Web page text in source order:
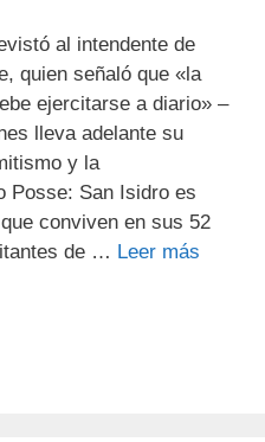
al intendente de
quien señaló que «la
ejercitarse a diario» –
lleva adelante su
y la
Posse: San Isidro es
conviven en sus 52
de … Leer más